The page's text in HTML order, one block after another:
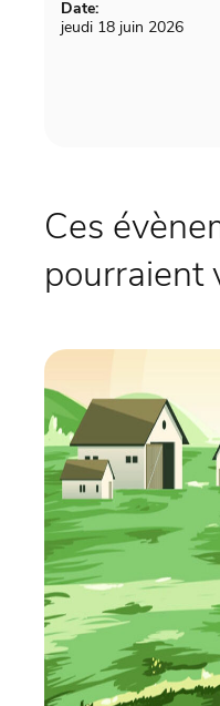
Date:
jeudi 18 juin 2026
Ces
pourraient